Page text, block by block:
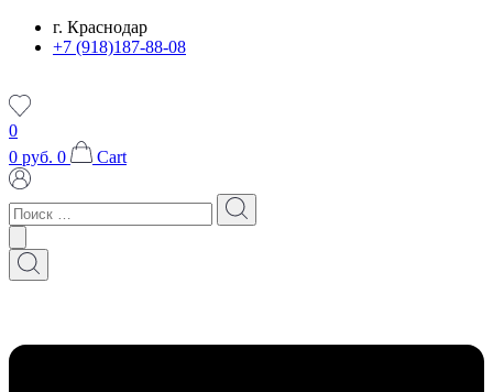
Перейтиг. Краснодар
+7 (918)187-88-08
0
0 руб. 0 Cart